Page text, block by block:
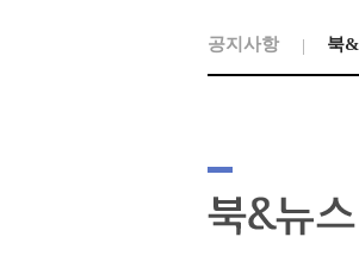
공지사항 북